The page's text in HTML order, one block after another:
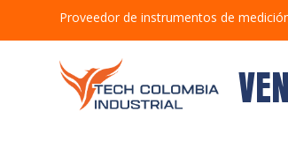
Proveedor de instrumentos de